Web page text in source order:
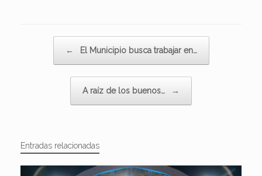
← El Municipio busca trabajar en…
A raíz de los buenos… →
Entradas relacionadas